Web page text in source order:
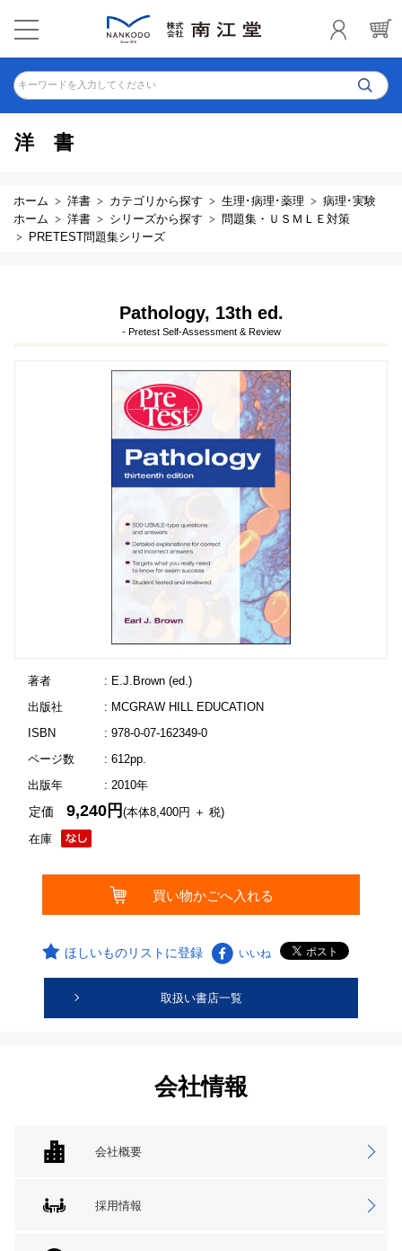
キーワードを入力してください
洋書
ホーム 洋書 カテゴリから探す 生理･病理･薬理
病理･実験
ホーム
洋書 シリーズから探す
問題集・ＵＳＭＬＥ対策
PRETEST問題集シリーズ
Pathology, 13th ed.
- Pretest Self-Assessment & Review
著者
: E.J.Brown (ed.)
出版社
: MCGRAW HILL EDUCATION
ISBN
: 978-0-07-162349-0
ページ数
: 612pp.
出版年
: 2010年
在庫
定価9,240円(本体8,400円 ＋ 税)
ほしいものリストに登録 いいね
取扱い書店一覧
会社情報
会社概要
採用情報